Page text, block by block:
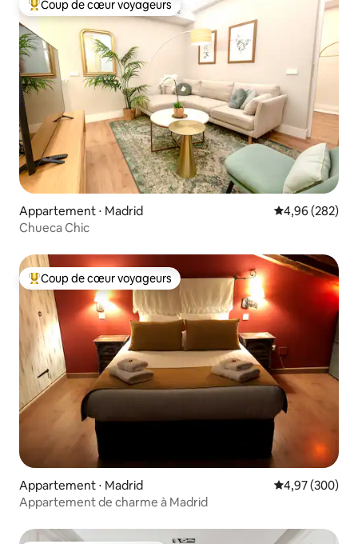
Coups de cœur voyageurs les plus appréciés
Coup de cœur voyageurs
Appartement ⋅ Madrid Évaluation
4,96 (282)
Chueca Chic
Coups de cœur voyageurs les plus appréciés
Coup de cœur voyageurs
Appartement ⋅ Madrid Évaluation
4,97 (300)
Appartement de charme à Madrid